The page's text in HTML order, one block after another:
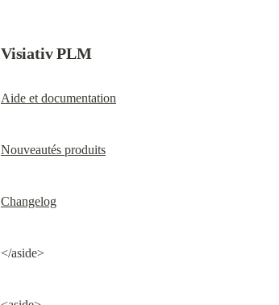
Visiativ PLM
Aide et documentation
Nouveautés produits
Changelog
</aside>